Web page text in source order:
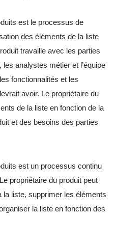
est le processus de
des éléments de la liste
travaille avec les parties
analystes métier et l’équipe
fonctionnalités et les
avoir. Le propriétaire du
de la liste en fonction de la
et des besoins des parties
est un processus continu
propriétaire du produit peut
liste, supprimer les éléments
la liste en fonction des